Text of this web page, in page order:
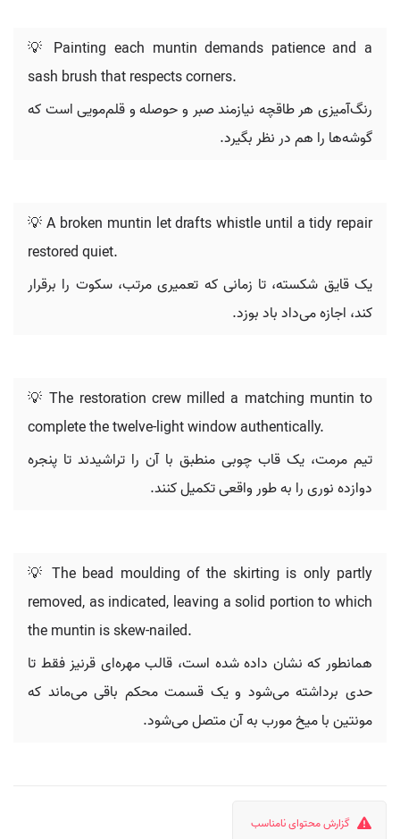
💡 Painting each muntin demands patience and a
sash brush that respects corners.
رنگ‌آمیزی هر طاقچه نیازمند صبر و حوصله و قلم‌مویی است که
گوشه‌ها را هم در نظر بگیرد.
💡 A broken muntin let drafts whistle until a tidy repair
restored quiet.
یک قایق شکسته، تا زمانی که تعمیری مرتب، سکوت را برقرار
کند، اجازه می‌داد باد بوزد.
💡 The restoration crew milled a matching muntin to
complete the twelve-light window authentically.
تیم مرمت، یک قاب چوبی منطبق با آن را تراشیدند تا پنجره
دوازده نوری را به طور واقعی تکمیل کنند.
💡 The bead moulding of the skirting is only partly
removed, as indicated, leaving a solid portion to which
the muntin is skew-nailed.
همانطور که نشان داده شده است، قالب مهره‌ای قرنیز فقط تا
حدی برداشته می‌شود و یک قسمت محکم باقی می‌ماند که
مونتین با میخ مورب به آن متصل می‌شود.
گزارش محتوای نامناسب